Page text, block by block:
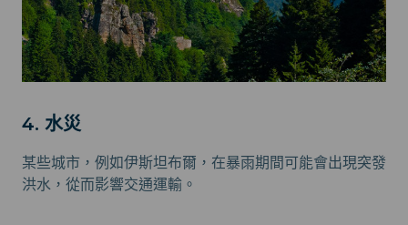
4. 水災
某些城市，例如伊斯坦布爾，在暴雨期間可能會出現突發
洪水，從而影響交通運輸。